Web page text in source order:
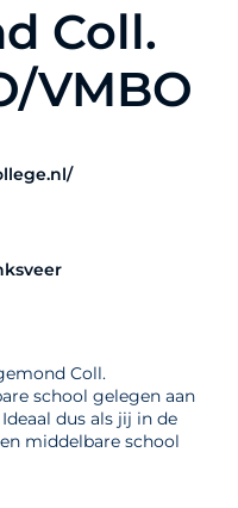
Coll.
VMBO
Coll.
school gelegen aan
dus als jij in de
middelbare school